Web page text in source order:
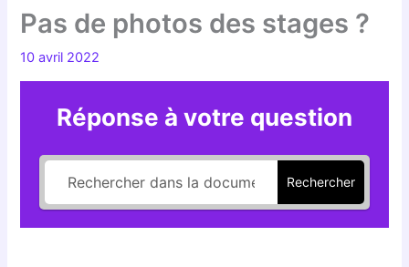
Pas de photos des stages ?
10 avril 2022
Réponse à votre question
Rechercher